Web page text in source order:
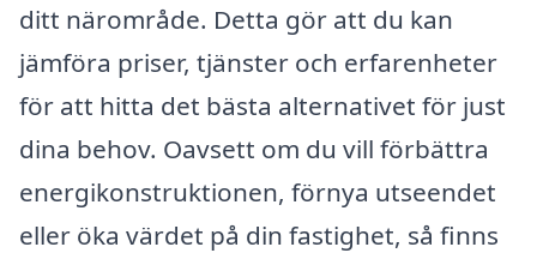
ditt närområde. Detta gör att du kan
jämföra priser, tjänster och erfarenheter
för att hitta det bästa alternativet för just
dina behov. Oavsett om du vill förbättra
energikonstruktionen, förnya utseendet
eller öka värdet på din fastighet, så finns